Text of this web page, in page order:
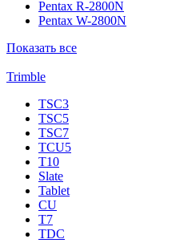
Pentax R-2800N
Pentax W-2800N
Показать все
Trimble
TSC3
TSC5
TSC7
TCU5
T10
Slate
Tablet
CU
T7
TDC